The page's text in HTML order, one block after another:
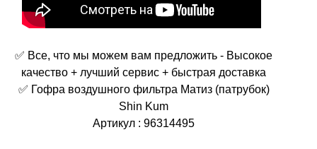
✅ Все, что мы можем вам предложить - Высокое
качество + лучший сервис + быстрая доставка
✅ Гофра воздушного фильтра Матиз (патрубок)
Shin Kum
Артикул : 96314495